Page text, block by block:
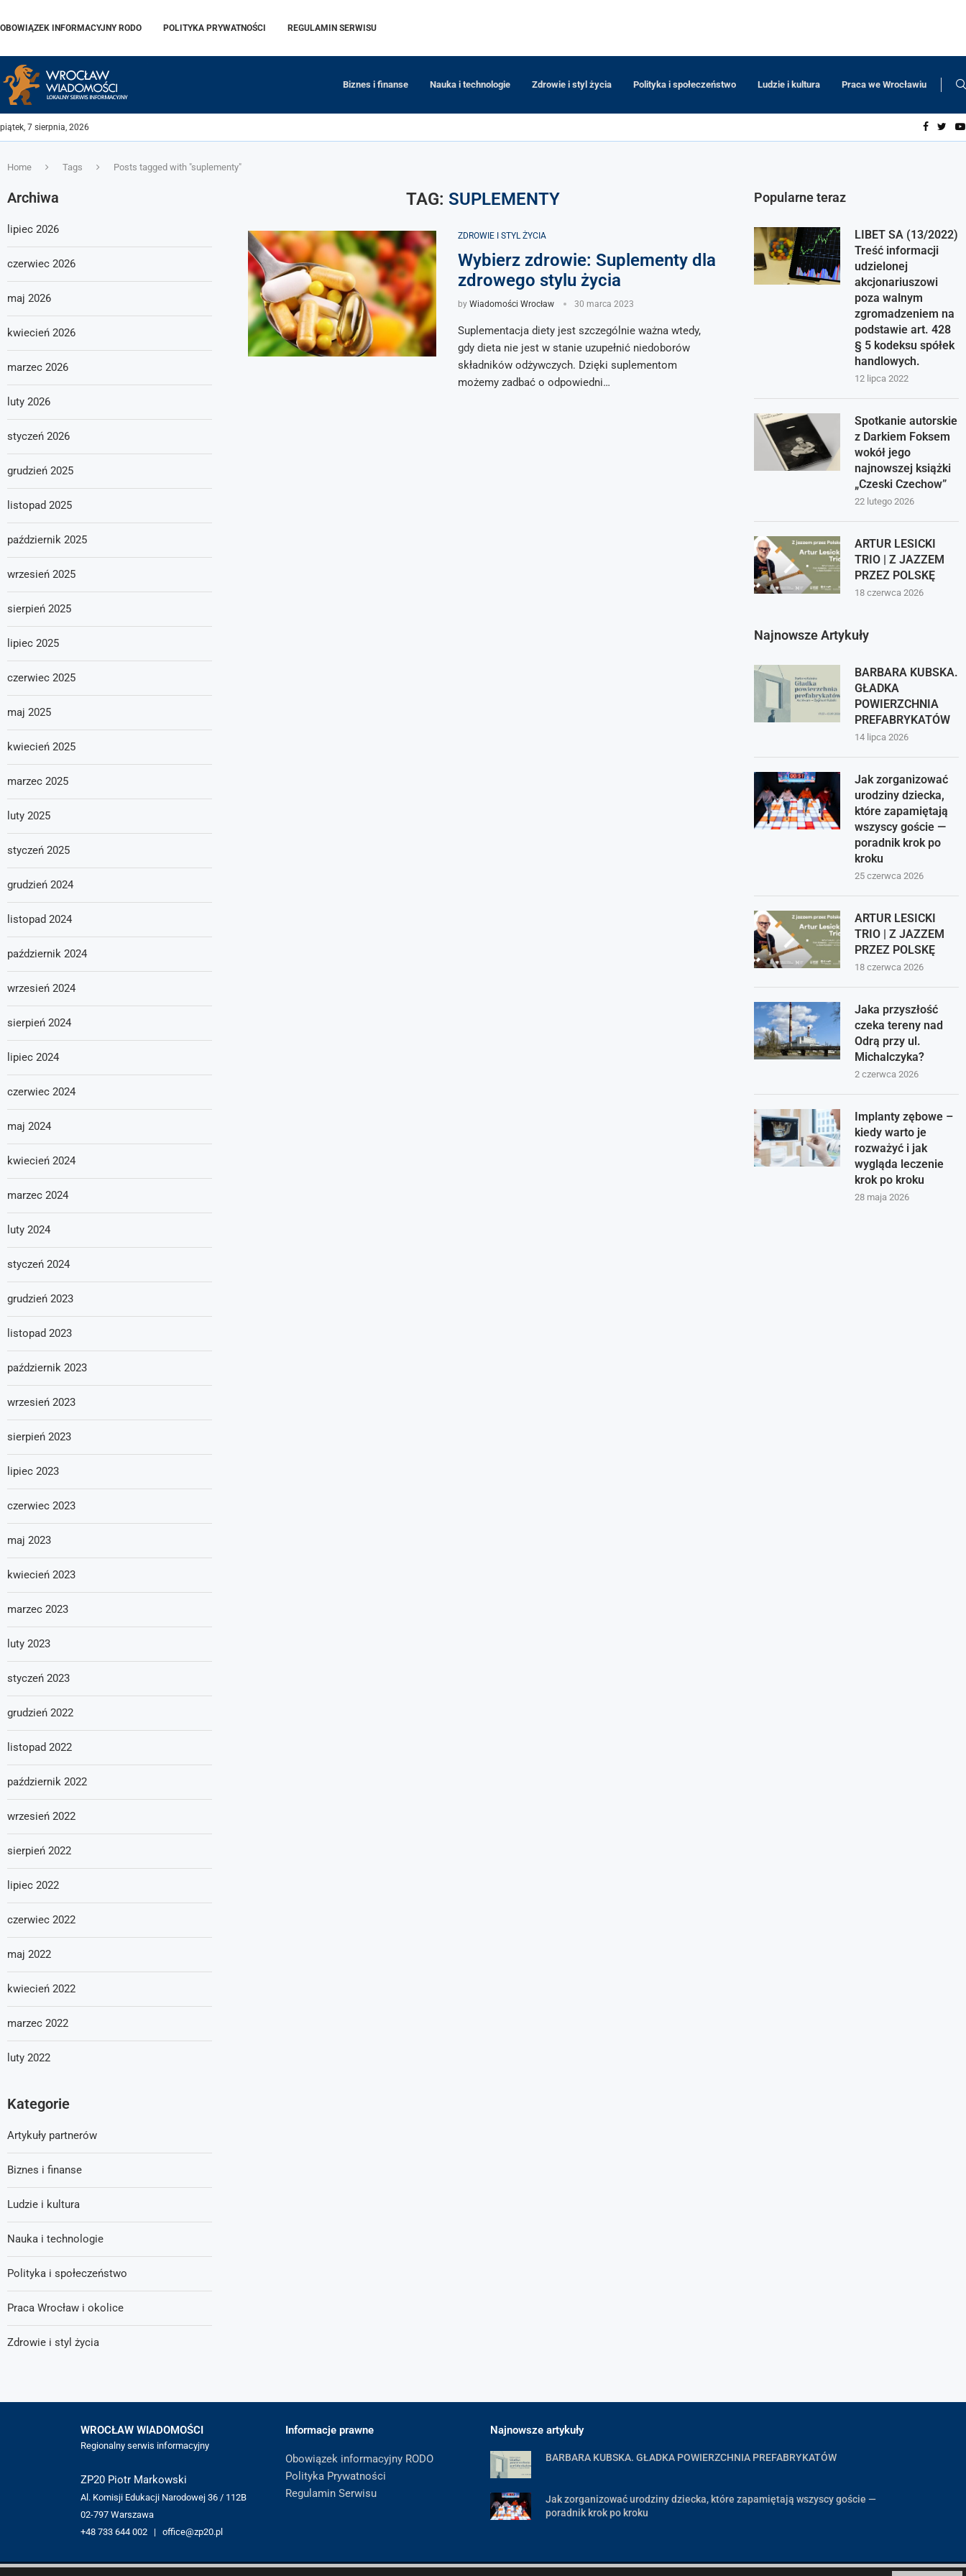
OBOWIĄZEK INFORMACYJNY RODO POLITYKA PRYWATNOŚCI REGULAMIN SERWISU
Biznes i finanse Nauka i technologie Zdrowie i styl życia Polityka i społeczeństwo Ludzie i kultura Praca we Wrocławiu
piątek, 7 sierpnia, 2026
Home Tags Posts tagged with "suplementy"
TAG: SUPLEMENTY
ZDROWIE I STYL ŻYCIA
Wybierz zdrowie: Suplementy dla
zdrowego stylu życia
by Wiadomości Wrocław 30 marca 2023
Suplementacja diety jest szczególnie ważna wtedy,
gdy dieta nie jest w stanie uzupełnić niedoborów
składników odżywczych. Dzięki suplementom
możemy zadbać o odpowiedni…
Popularne teraz
LIBET SA (13/2022)
Treść informacji
udzielonej
akcjonariuszowi
poza walnym
zgromadzeniem na
podstawie art. 428
§ 5 kodeksu spółek
handlowych.
12 lipca 2022
Spotkanie autorskie
z Darkiem Foksem
wokół jego
najnowszej książki
„Czeski Czechow”
22 lutego 2026
ARTUR LESICKI
TRIO | Z JAZZEM
PRZEZ POLSKĘ
18 czerwca 2026
Najnowsze Artykuły
BARBARA KUBSKA.
GŁADKA
POWIERZCHNIA
PREFABRYKATÓW
14 lipca 2026
Jak zorganizować
urodziny dziecka,
które zapamiętają
wszyscy goście —
poradnik krok po
kroku
25 czerwca 2026
ARTUR LESICKI
TRIO | Z JAZZEM
PRZEZ POLSKĘ
18 czerwca 2026
Jaka przyszłość
czeka tereny nad
Odrą przy ul.
Michalczyka?
2 czerwca 2026
Implanty zębowe –
kiedy warto je
rozważyć i jak
wygląda leczenie
krok po kroku
28 maja 2026
Archiwa
lipiec 2026
czerwiec 2026
maj 2026
kwiecień 2026
marzec 2026
luty 2026
styczeń 2026
grudzień 2025
listopad 2025
październik 2025
wrzesień 2025
sierpień 2025
lipiec 2025
czerwiec 2025
maj 2025
kwiecień 2025
marzec 2025
luty 2025
styczeń 2025
grudzień 2024
listopad 2024
październik 2024
wrzesień 2024
sierpień 2024
lipiec 2024
czerwiec 2024
maj 2024
kwiecień 2024
marzec 2024
luty 2024
styczeń 2024
grudzień 2023
listopad 2023
październik 2023
wrzesień 2023
sierpień 2023
lipiec 2023
czerwiec 2023
maj 2023
kwiecień 2023
marzec 2023
luty 2023
styczeń 2023
grudzień 2022
listopad 2022
październik 2022
wrzesień 2022
sierpień 2022
lipiec 2022
czerwiec 2022
maj 2022
kwiecień 2022
marzec 2022
luty 2022
Kategorie
Artykuły partnerów
Biznes i finanse
Ludzie i kultura
Nauka i technologie
Polityka i społeczeństwo
Praca Wrocław i okolice
Zdrowie i styl życia
WROCŁAW WIADOMOŚCI
Regionalny serwis informacyjny
ZP20 Piotr Markowski
Al. Komisji Edukacji Narodowej 36 / 112B
02-797 Warszawa
+48 733 644 002 | office@zp20.pl
Informacje prawne
Obowiązek informacyjny RODO
Polityka Prywatności
Regulamin Serwisu
Najnowsze artykuły
BARBARA KUBSKA. GŁADKA POWIERZCHNIA PREFABRYKATÓW
Jak zorganizować urodziny dziecka, które zapamiętają wszyscy goście —
poradnik krok po kroku